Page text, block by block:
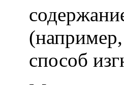
способ